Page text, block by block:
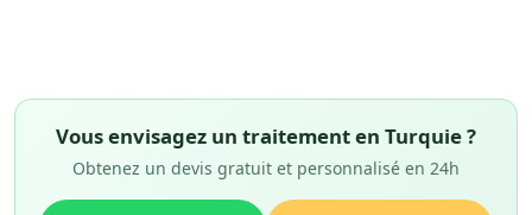
Vous envisagez un traitement en Turquie ?
Obtenez un devis gratuit et personnalisé en 24h